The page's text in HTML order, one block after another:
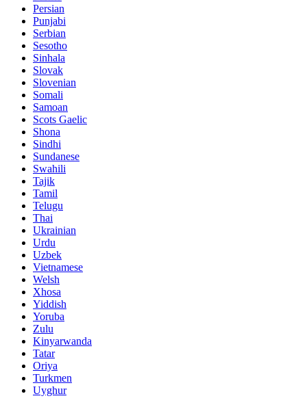
Persian
Punjabi
Serbian
Sesotho
Sinhala
Slovak
Slovenian
Somali
Samoan
Scots Gaelic
Shona
Sindhi
Sundanese
Swahili
Tajik
Tamil
Telugu
Thai
Ukrainian
Urdu
Uzbek
Vietnamese
Welsh
Xhosa
Yiddish
Yoruba
Zulu
Kinyarwanda
Tatar
Oriya
Turkmen
Uyghur